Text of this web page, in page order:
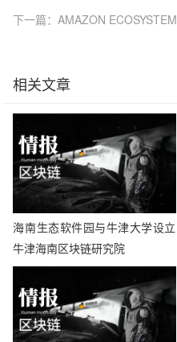
相关文章
海南生态软件园与牛津大学设立
牛津海南区块链研究院